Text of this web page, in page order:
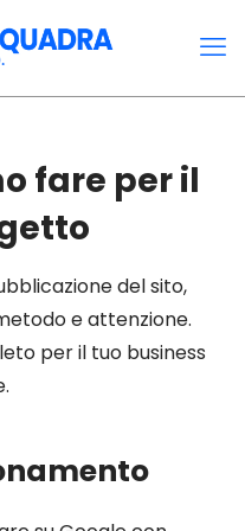
fare per il
del sito,
e attenzione.
per il tuo business